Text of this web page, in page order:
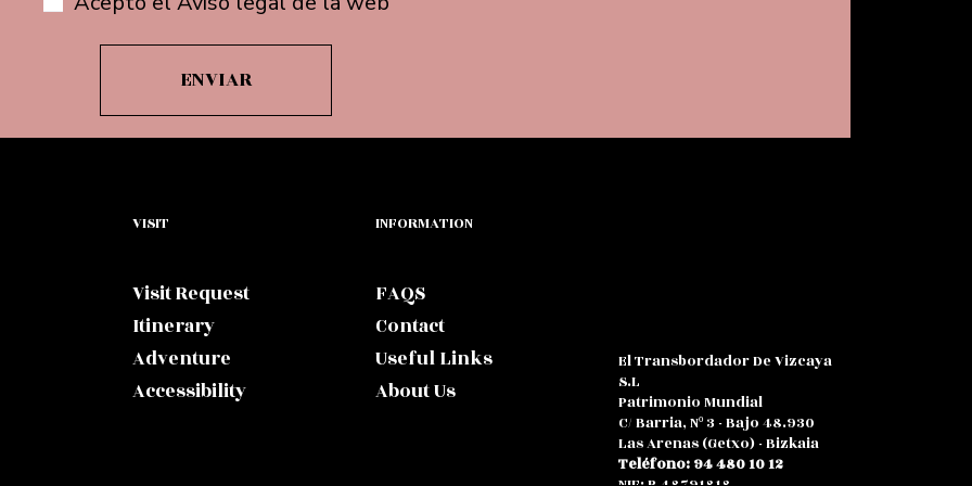
VISIT
Visit Request
Itinerary
Adventure
Accessibility
INFORMATION
FAQS
Contact
Useful Links
About Us
El Transbordador De Vizcaya
S.L
Patrimonio Mundial
C/ Barria, Nº 3 - Bajo 48.930
Las Arenas (Getxo) - Bizkaia
Teléfono: 94 480 10 12